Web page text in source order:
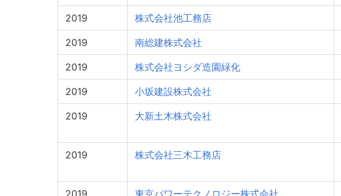
2019 株式会社池工務店
2019 南総建株式会社
2019 株式会社ヨシダ造園緑化
2019 小坂建設株式会社
2019 大新土木株式会社
2019 株式会社三木工務店
2019 東京パワーテクノロジー株式会社